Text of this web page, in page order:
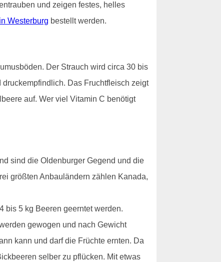
und zeigen festes, helles
Westerburg bestellt werden.
Der Strauch wird circa 30 bis
Das Fruchtfleisch zeigt
auf. Wer viel Vitamin C benötigt
sind die Oldenburger Gegend und die
größten Anbauländern zählen Kanada,
bis 5 kg Beeren geerntet werden.
gewogen und nach Gewicht
kann und darf die Früchte ernten. Da
selber zu pflücken. Mit etwas